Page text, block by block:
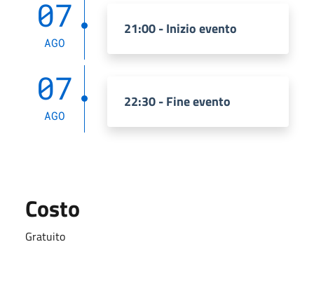
07
AGO
21:00 - Inizio evento
07
AGO
22:30 - Fine evento
Costo
Gratuito